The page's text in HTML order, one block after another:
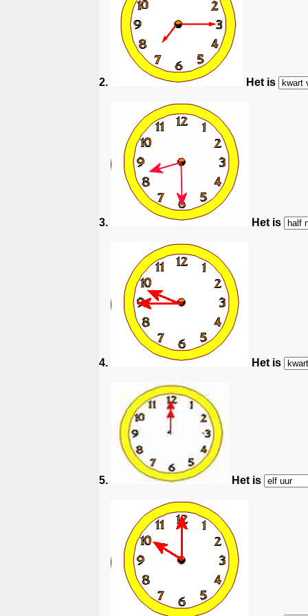
2. Het is
3. Het is
4. Het is
5. Het is